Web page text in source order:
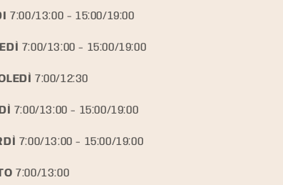
7:00/13:00 - 15:00/19:00
7:00/13:00 - 15:00/19:00
7:00/12:30
7:00/13:00 - 15:00/19:00
7:00/13:00 - 15:00/19:00
7:00/13:00